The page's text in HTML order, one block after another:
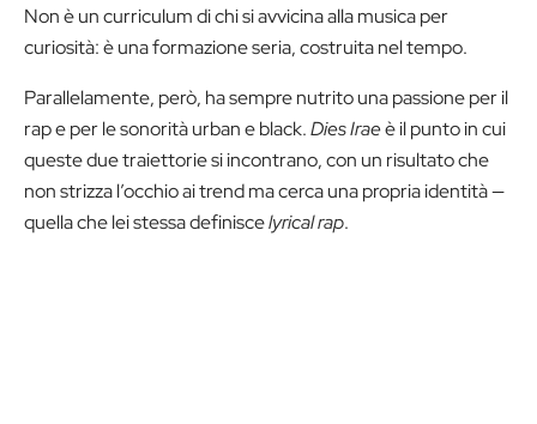
Non è un curriculum di chi si avvicina alla musica per
curiosità: è una formazione seria, costruita nel tempo.
Parallelamente, però, ha sempre nutrito una passione per il
rap e per le sonorità urban e black.Dies Iraeè il punto in cui
queste due traiettorie si incontrano, con un risultato che
non strizza l’occhio ai trend ma cerca una propria identità —
quella che lei stessa definiscelyrical rap.